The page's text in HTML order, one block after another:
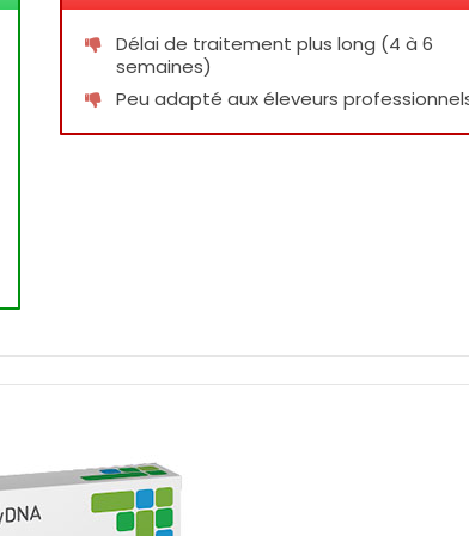
Délai de traitement plus long (4 à 6
semaines)
Peu adapté aux éleveurs